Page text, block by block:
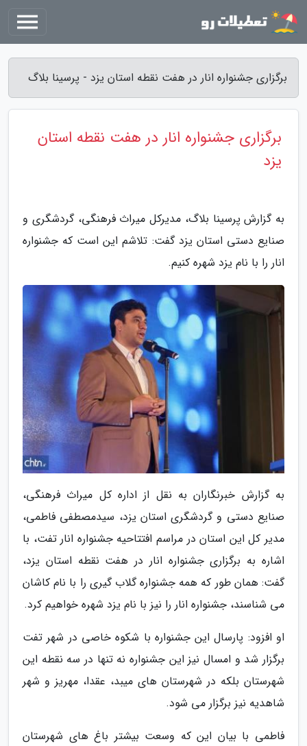
برگزاری جشنواره انار در هفت نقطه استان یزد - پرسینا بلاگ
برگزاری جشنواره انار در هفت نقطه استان
یزد
به گزارش پرسینا بلاگ، مدیرکل میراث فرهنگی، گردشگری و
صنایع دستی استان یزد گفت: تلاشم این است که جشنواره
انار را با نام یزد شهره کنیم.
به گزارش خبرنگاران به نقل از اداره کل میراث فرهنگی،
صنایع دستی و گردشگری استان یزد، سیدمصطفی فاطمی،
مدیر کل این استان در مراسم افتتاحیه جشنواره انار تفت، با
اشاره به برگزاری جشنواره انار در هفت نقطه استان یزد،
گفت: همان طور که همه جشنواره گلاب گیری را با نام کاشان
می شناسند، جشنواره انار را نیز با نام یزد شهره خواهیم کرد.
او افزود: پارسال این جشنواره با شکوه خاصی در شهر تفت
برگزار شد و امسال نیز این جشنواره نه تنها در سه نقطه این
شهرستان بلکه در شهرستان های میبد، عقدا، مهریز و شهر
شاهدیه نیز برگزار می شود.
فاطمی با بیان این که وسعت بیشتر باغ های شهرستان